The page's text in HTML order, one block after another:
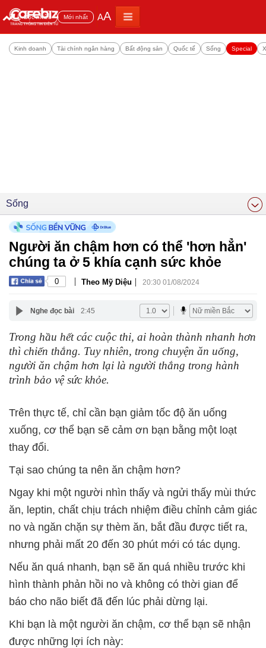
Đọc nhiều Mới nhất AA
Kinh doanh Tài chính ngân hàng Bất động sản Quốc tế Sống Special
Sống
Người ăn chậm hơn có thể 'hơn hẳn'
chúng ta ở 5 khía cạnh sức khỏe
0 | Theo Mỹ Diệu | 20:30 01/08/2024
Nghe đọc bài 2:45
Trong hầu hết các cuộc thi, ai hoàn thành nhanh hơn
thì chiến thắng. Tuy nhiên, trong chuyện ăn uống,
người ăn chậm hơn lại là người thắng trong hành
trình bảo vệ sức khỏe.
Trên thực tế, chỉ cần bạn giảm tốc độ ăn uống
xuống, cơ thể bạn sẽ cảm ơn bạn bằng một loạt
thay đổi.
Tại sao chúng ta nên ăn chậm hơn?
Ngay khi một người nhìn thấy và ngửi thấy mùi thức
ăn, leptin, chất chịu trách nhiệm điều chỉnh cảm giác
no và ngăn chặn sự thèm ăn, bắt đầu được tiết ra,
nhưng phải mất 20 đến 30 phút mới có tác dụng.
Nếu ăn quá nhanh, bạn sẽ ăn quá nhiều trước khi
hình thành phản hồi no và không có thời gian để
báo cho não biết đã đến lúc phải dừng lại.
Khi bạn là một người ăn chậm, cơ thể bạn sẽ nhận
được những lợi ích này: